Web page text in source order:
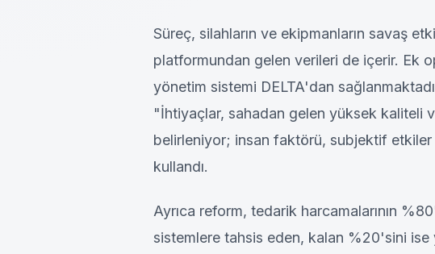
Süreç, silahların ve ekipmanların savaş
platformundan gelen verileri de içerir. Ek
yönetim sistemi DELTA'dan
"İhtiyaçlar, sahadan gelen yüksek kaliteli
belirleniyor; insan faktörü, subjektif
kullandı.
Ayrıca reform, tedarik harcamalarının
sistemlere tahsis eden, kalan %20'sini